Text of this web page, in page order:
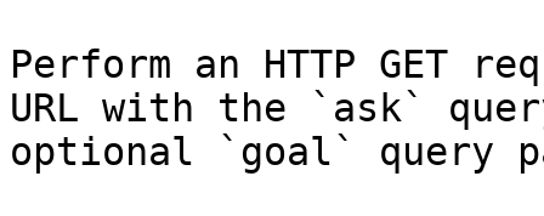
Perform an HTTP GET
URL with the `ask`
optional `goal` query